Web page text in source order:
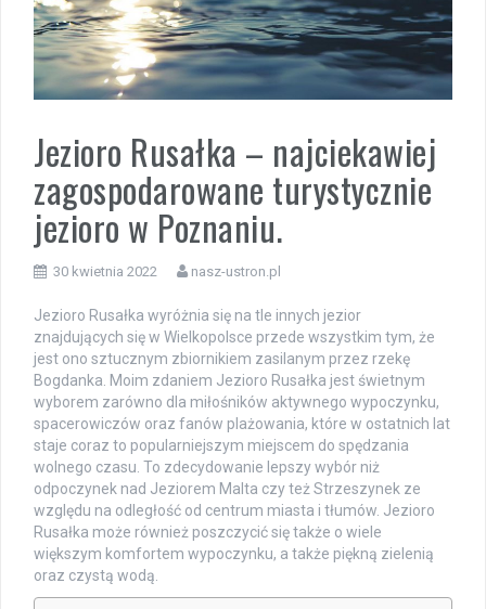
Jezioro Rusałka – najciekawiej
zagospodarowane turystycznie
jezioro w Poznaniu.
30 kwietnia 2022 nasz-ustron.pl
Jezioro Rusałka wyróżnia się na tle innych jezior
znajdujących się w Wielkopolsce przede wszystkim tym, że
jest ono sztucznym zbiornikiem zasilanym przez rzekę
Bogdanka. Moim zdaniem Jezioro Rusałka jest świetnym
wyborem zarówno dla miłośników aktywnego wypoczynku,
spacerowiczów oraz fanów plażowania, które w ostatnich lat
staje coraz to popularniejszym miejscem do spędzania
wolnego czasu. To zdecydowanie lepszy wybór niż
odpoczynek nad Jeziorem Malta czy też Strzeszynek ze
względu na odległość od centrum miasta i tłumów. Jezioro
Rusałka może również poszczycić się także o wiele
większym komfortem wypoczynku, a także piękną zielenią
oraz czystą wodą.